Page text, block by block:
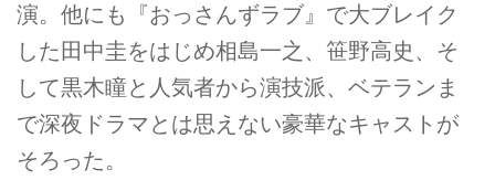
演。他にも『おっさんずラブ』で大ブレイク
した田中圭をはじめ相島一之、笹野高史、そ
して黒木瞳と人気者から演技派、ベテランま
で深夜ドラマとは思えない豪華なキャストが
そろった。